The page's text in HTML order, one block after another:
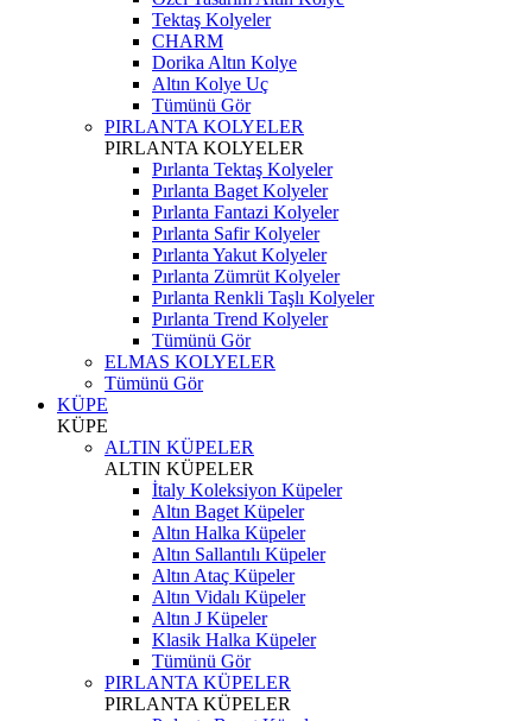
Tektaş Kolyeler
CHARM
Dorika Altın Kolye
Altın Kolye Uç
Tümünü Gör
PIRLANTA KOLYELER
PIRLANTA KOLYELER
Pırlanta Tektaş Kolyeler
Pırlanta Baget Kolyeler
Pırlanta Fantazi Kolyeler
Pırlanta Safir Kolyeler
Pırlanta Yakut Kolyeler
Pırlanta Zümrüt Kolyeler
Pırlanta Renkli Taşlı Kolyeler
Pırlanta Trend Kolyeler
Tümünü Gör
ELMAS KOLYELER
Tümünü Gör
KÜPE
KÜPE
ALTIN KÜPELER
ALTIN KÜPELER
İtaly Koleksiyon Küpeler
Altın Baget Küpeler
Altın Halka Küpeler
Altın Sallantılı Küpeler
Altın Ataç Küpeler
Altın Vidalı Küpeler
Altın J Küpeler
Klasik Halka Küpeler
Tümünü Gör
PIRLANTA KÜPELER
PIRLANTA KÜPELER